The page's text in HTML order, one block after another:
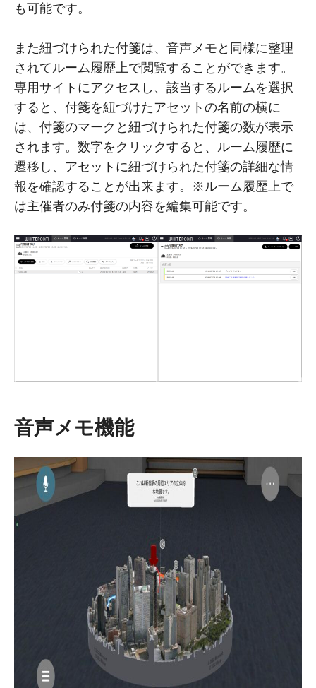
も可能です。
また紐づけられた付箋は、音声メモと同様に整理
されてルーム履歴上で閲覧することができます。
専用サイトにアクセスし、該当するルームを選択
すると、付箋を紐づけたアセットの名前の横に
は、付箋のマークと紐づけられた付箋の数が表示
されます。数字をクリックすると、ルーム履歴に
遷移し、アセットに紐づけられた付箋の詳細な情
報を確認することが出来ます。※ルーム履歴上で
は主催者のみ付箋の内容を編集可能です。
音声メモ機能